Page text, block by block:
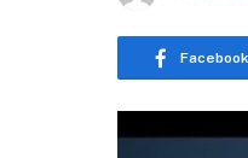
Facebook